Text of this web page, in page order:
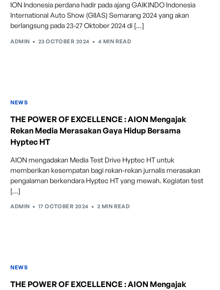
ION Indonesia perdana hadir pada ajang GAIKINDO Indonesia
International Auto Show (GIIAS) Semarang 2024 yang akan
berlangsung pada 23-27 Oktober 2024 di […]
ADMIN 23 OCTOBER 2024 4 MIN READ
NEWS
THE POWER OF EXCELLENCE : AION Mengajak
Rekan Media Merasakan Gaya Hidup Bersama
Hyptec HT
AION mengadakan Media Test Drive Hyptec HT untuk
memberikan kesempatan bagi rekan-rekan jurnalis merasakan
pengalaman berkendara Hyptec HT yang mewah. Kegiatan test
[…]
ADMIN 17 OCTOBER 2024 2 MIN READ
NEWS
THE POWER OF EXCELLENCE : AION Mengajak
Traffic Jam Assist
Pada kecepatan rendah, mobil secara otomatis
Tingkatkan keamanan berkendara dengan fitur yang
(Start & Go) sehingga meningkatkan responsivitas saat
melewati tikungan.